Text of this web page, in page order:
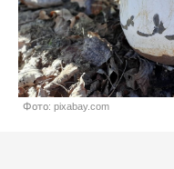
Фото: pixabay.com